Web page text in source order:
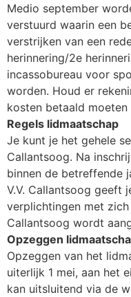
Medio september
verstuurd waarin een
verstrijken van een
herinnering/2e
incassobureau voor
worden. Houd er
kosten betaald moeten
Regels lidmaatschap
Je kunt je het gehele
Callantsoog. Na
binnen de betreffende
V.V. Callantsoog geeft
verplichtingen met zich
Callantsoog wordt
Opzeggen
Opzeggen van het
uiterlijk 1 mei, aan het
kan uitsluitend via de